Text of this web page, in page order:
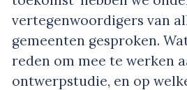
vertegenwoordigers van
gemeenten gesproken.
reden om mee te werken
ontwerpstudie, en op